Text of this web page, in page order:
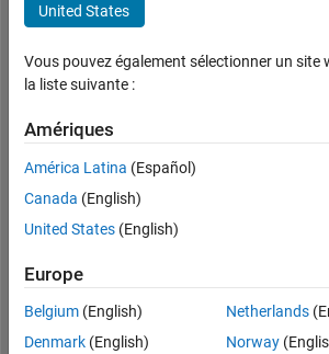
ans il
|
Actif
2020
Followers:
0
United States
Vous pouvez également sélectionner un site
la liste suivante :
Amériques
América Latina (Español)
Canada (English)
United States (English)
Europe
Belgium (English)
Denmark (English)
Netherlands
Norway